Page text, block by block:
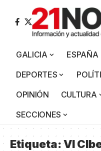
GALICIA ESPAÑA
DEPORTES
OPINIÓN
CULTURA
SECCIONES
Etiqueta:VI